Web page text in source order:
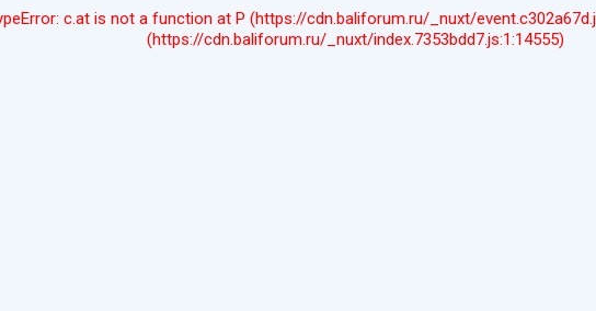
c.at is not a function at P (https://cdn.baliforum.ru/_nuxt/
(https://cdn.baliforum.ru/_nuxt/index.7353bdd7.js:1:14555)